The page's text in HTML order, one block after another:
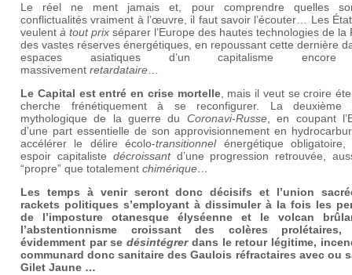
Le réel ne ment jamais et, pour comprendre quelles
conflictualités vraiment à l’œuvre, il faut savoir l’écouter… Les
veulent à tout prix séparer l’Europe des hautes technologies de la
des vastes réserves énergétiques, en repoussant cette dernière
espaces asiatiques d’un capitalisme
massivement retardataire
Le Capital est entré en crise mortelle, mais il veut se croire
cherche frénétiquement à se reconfigurer. La deuxième
mythologique de la guerre du Coronavi-Russe, en coupant
d’une part essentielle de son approvisionnement en
accélérer le délire écolo-transitionnelénergétique obligatoire,
espoir capitaliste décroissantd’une progression retrouvée,
“propre” que totalement chimérique…
Les temps à venir seront donc décisifs et l’union
rackets politiques s’employant à dissimuler à la fois les
de
l’imposture otanesque élyséenne et le volcan
l’abstentionnisme croissant des colères prolétaires,
évidemment par sedésintégrerdans le retour légitime,
communard donc sanitaire des Gaulois réfractaires avec ou
Gilet Jaune …